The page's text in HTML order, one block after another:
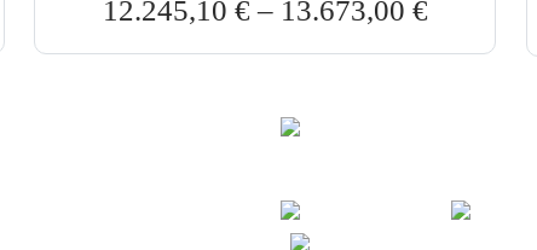
12.245,10 €– 13.673,00 €